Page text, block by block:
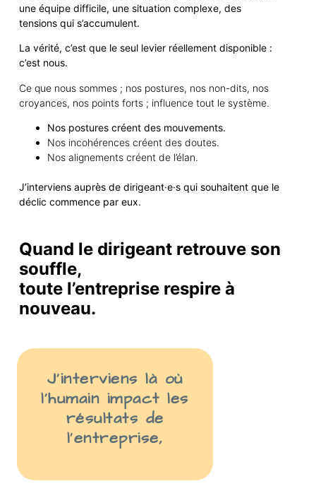
J’interviens là où
l’humain impact les
résultats de
l’entreprise,
une équipe difficile, une situation complexe, des
tensions qui s’accumulent.
La vérité, c’est que le seul levier réellement disponible :
c’est nous.
Ce que nous sommes ; nos postures, nos non-dits, nos
croyances, nos points forts ; influence tout le système.
Nos postures créent des mouvements.
Nos incohérences créent des doutes.
Nos alignements créent de l’élan.
J’interviens auprès de dirigeant·e·squi souhaitent que le
déclic commence par eux.
Quand le dirigeant retrouve son
souffle,
toute l’entreprise respire à
nouveau.